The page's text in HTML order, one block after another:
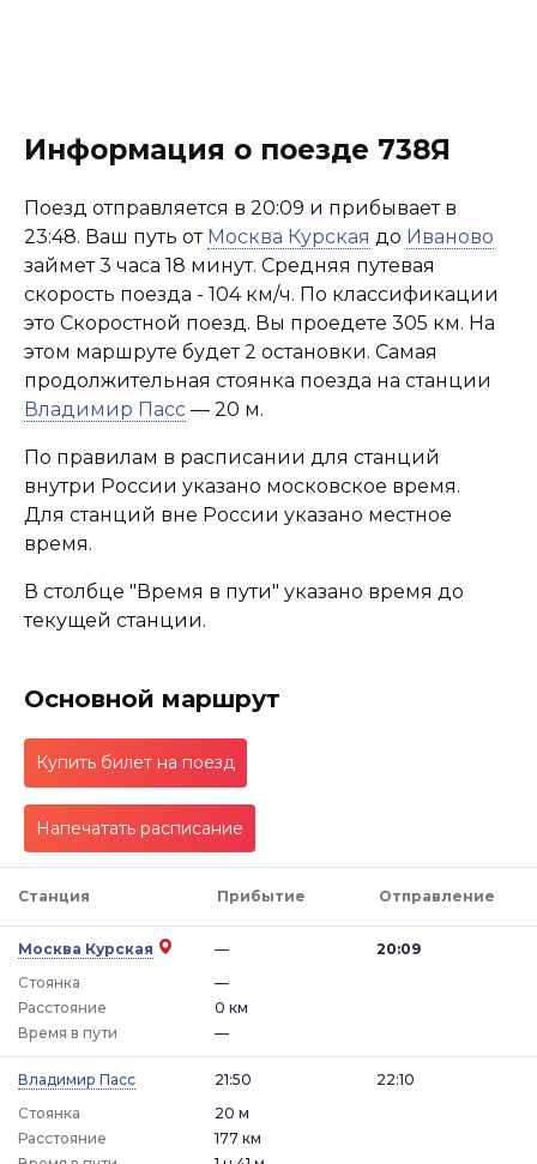
Информация о поезде 738Я
Поезд отправляется в 20:09 и прибывает в
23:48. Ваш путь от Москва Курская до Иваново
займет 3 часа 18 минут. Средняя путевая
скорость поезда - 104 км/ч. По классификации
это Скоростной поезд. Вы проедете 305 км. На
этом маршруте будет 2 остановки. Самая
продолжительная стоянка поезда на станции
Владимир Пасс — 20 м.
По правилам в расписании для станций
внутри России указано московское время.
Для станций вне России указано местное
время.
В столбце "Время в пути" указано время до
текущей станции.
Основной маршрут
Купить билет на поезд
Напечатать расписание
Станция Прибытие Отправление
Москва Курская
—
Стоянка
—
20:09
Расстояние
0 км
Время в пути
—
Владимир Пасс
21:50
Стоянка
20 м
22:10
Расстояние
177 км